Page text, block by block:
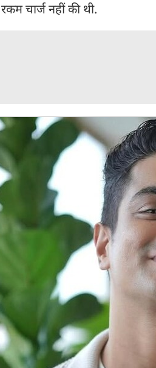
चार्ज नहीं की थी.